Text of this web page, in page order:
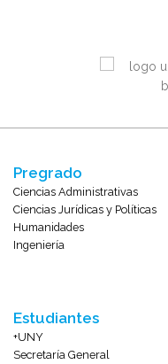
Pregrado
Ciencias Administrativas
Ciencias Jurídicas y Políticas
Humanidades
Ingeniería
Estudiantes
+UNY
Secretaría General